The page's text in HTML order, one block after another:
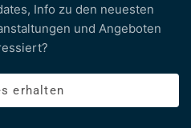
Info zu den neuesten
und Angeboten
erhalten